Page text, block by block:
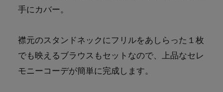
手にカバー。
襟元のスタンドネックにフリルをあしらった１枚
でも映えるブラウスもセットなので、上品なセレ
モニーコーデが簡単に完成します。